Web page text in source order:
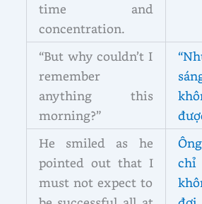
time and
concentration.
“But why couldn’t I
remember
anything this
morning?”
He smiled as he
pointed out that I
must not expect to